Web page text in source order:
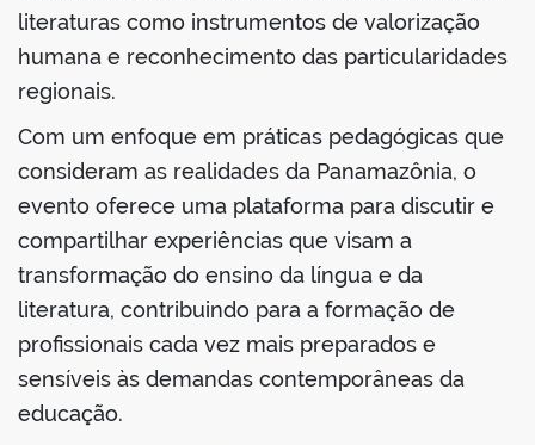
literaturas como instrumentos de valorização
humana e reconhecimento das particularidades
regionais.
Com um enfoque em práticas pedagógicas que
consideram as realidades da Panamazônia, o
evento oferece uma plataforma para discutir e
compartilhar experiências que visam a
transformação do ensino da língua e da
literatura, contribuindo para a formação de
profissionais cada vez mais preparados e
sensíveis às demandas contemporâneas da
educação.